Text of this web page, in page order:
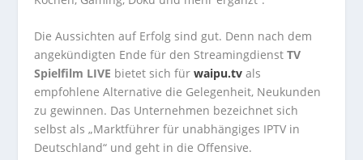
Die Aussichten auf Erfolg sind gut. Denn nach dem
angekündigten Ende für den StreamingdienstTV
Spielfilm LIVE bietet sich fürwaipu.tv als
empfohlene Alternative die Gelegenheit, Neukunden
zu gewinnen. Das Unternehmen bezeichnet sich
selbst als „Marktführer für unabhängiges IPTV in
Deutschland“ und geht in die Offensive.